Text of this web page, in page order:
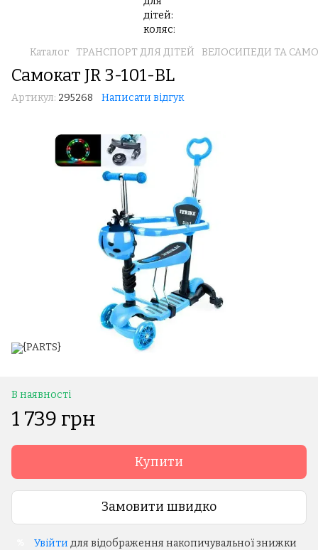
Каталог ТРАНСПОРТ ДЛЯ ДІТЕЙ ВЕЛОСИПЕДИ ТА
Самокат JR 3-101-BL
Артикул: 295268 Написати відгук
В наявності
1 739 грн
Купити
Замовити швидко
Увійти для відображення накопичувальної знижки